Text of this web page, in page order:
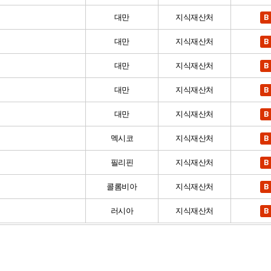
대만 지식재산처 B
대만 지식재산처 B
대만 지식재산처 B
대만 지식재산처 B
대만 지식재산처 B
멕시코 지식재산처 B
필리핀 지식재산처 B
콜롬비아 지식재산처 B
러시아 지식재산처 B